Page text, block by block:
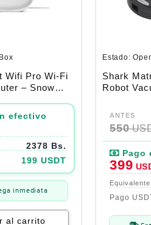
Wifi Pro Wi-Fi
– Snow
2378 Bs.
199 USDT
inmediata
al carrito
Estado:
Shark
Robot
550
original
era:
550$.
399
actual
es:
399$.